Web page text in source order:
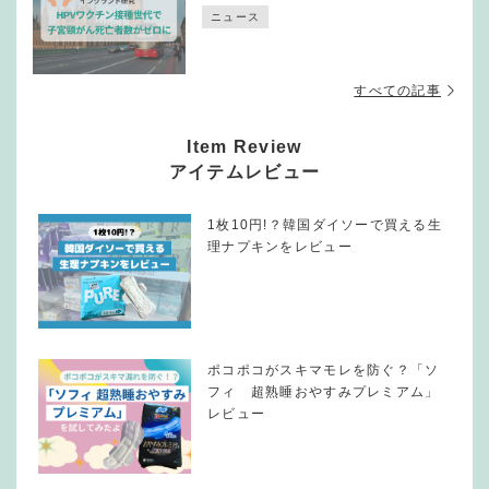
ニュース
すべての記事
Item Review
アイテムレビュー
1枚10円!？韓国ダイソーで買える生
理ナプキンをレビュー
ポコポコがスキマモレを防ぐ？「ソ
フィ 超熟睡おやすみプレミアム」
レビュー